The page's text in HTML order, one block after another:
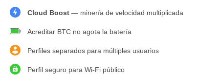
Cloud Boost — minería de velocidad multiplicada
Acreditar BTC no agota la batería
Perfiles separados para múltiples usuarios
Perfil seguro para Wi-Fi público